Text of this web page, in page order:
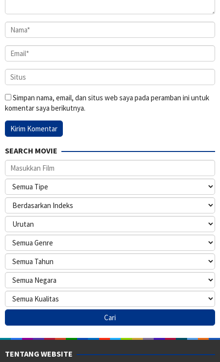
Simpan nama, email, dan situs web saya pada peramban ini untuk
komentar saya berikutnya.
SEARCH MOVIE
TENTANG WEBSITE